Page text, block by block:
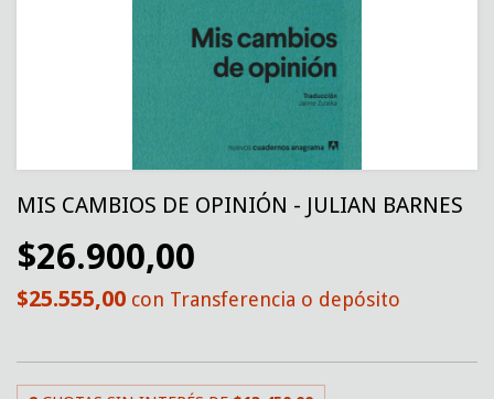
MIS CAMBIOS DE OPINIÓN - JULIAN BARNES
$26.900,00
$25.555,00 con Transferencia o depósito